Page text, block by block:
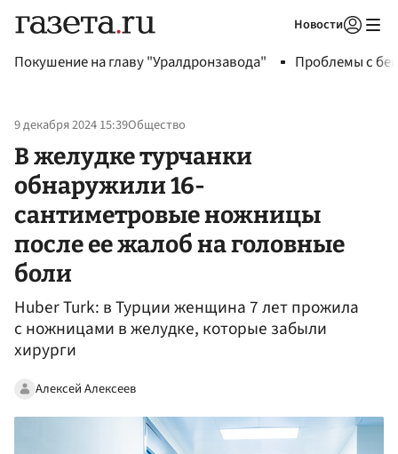
Новости
Покушение на главу "Уралдронзавода" Проблемы с
9 декабря 2024 15:39Общество
В желудке турчанки
обнаружили 16-
сантиметровые ножницы
после ее жалоб на головные
боли
Huber Turk: в Турции женщина 7 лет прожила
с ножницами в желудке, которые забыли
хирурги
Алексей Алексеев